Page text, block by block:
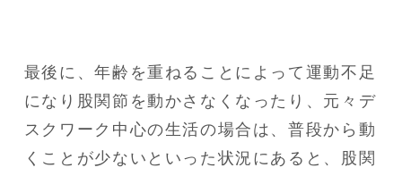
最後に、年齢を重ねることによって運動不足
になり股関節を動かさなくなったり、元々デ
スクワーク中心の生活の場合は、普段から動
くことが少ないといった状況にあると、股関